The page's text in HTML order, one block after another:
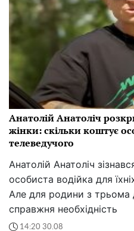
Анатолій Анатоліч
жінки: скільки коштує
телеведучого
Анатолій Анатоліч
особиста водійка для
Але для родини з трьома
справжня необхідність
14:20 30.08